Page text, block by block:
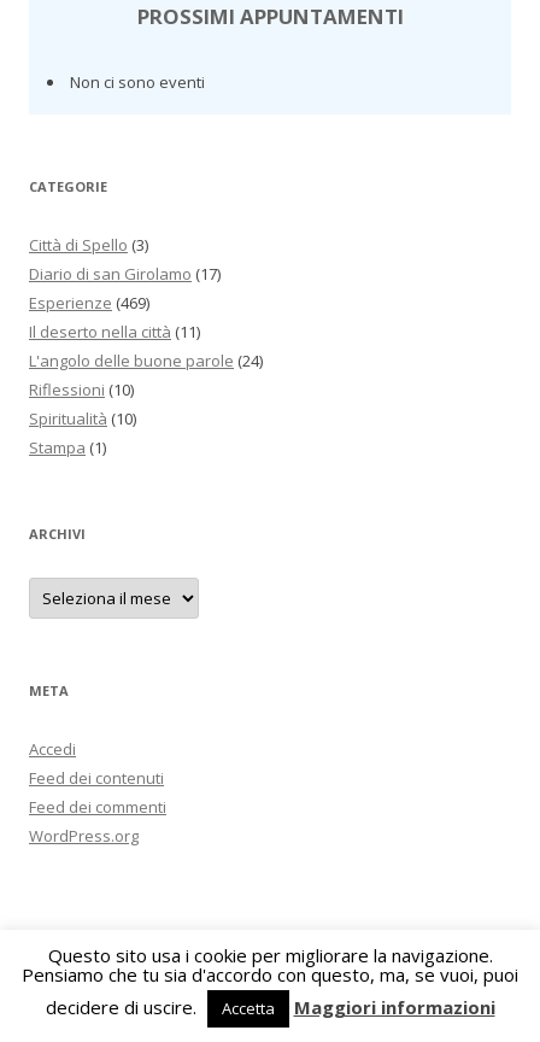
PROSSIMI APPUNTAMENTI
Non ci sono eventi
CATEGORIE
Città di Spello (3)
Diario di san Girolamo (17)
Esperienze (469)
Il deserto nella città (11)
L'angolo delle buone parole (24)
Riflessioni (10)
Spiritualità (10)
Stampa (1)
ARCHIVI
Archivi
META
Accedi
Feed dei contenuti
Feed dei commenti
WordPress.org
Proudly powered by WordPress
Questo sito usa i cookie per migliorare la navigazione.
Pensiamo che tu sia d'accordo con questo, ma, se vuoi, puoi
decidere di uscire.
Accetta Maggiori informazioni